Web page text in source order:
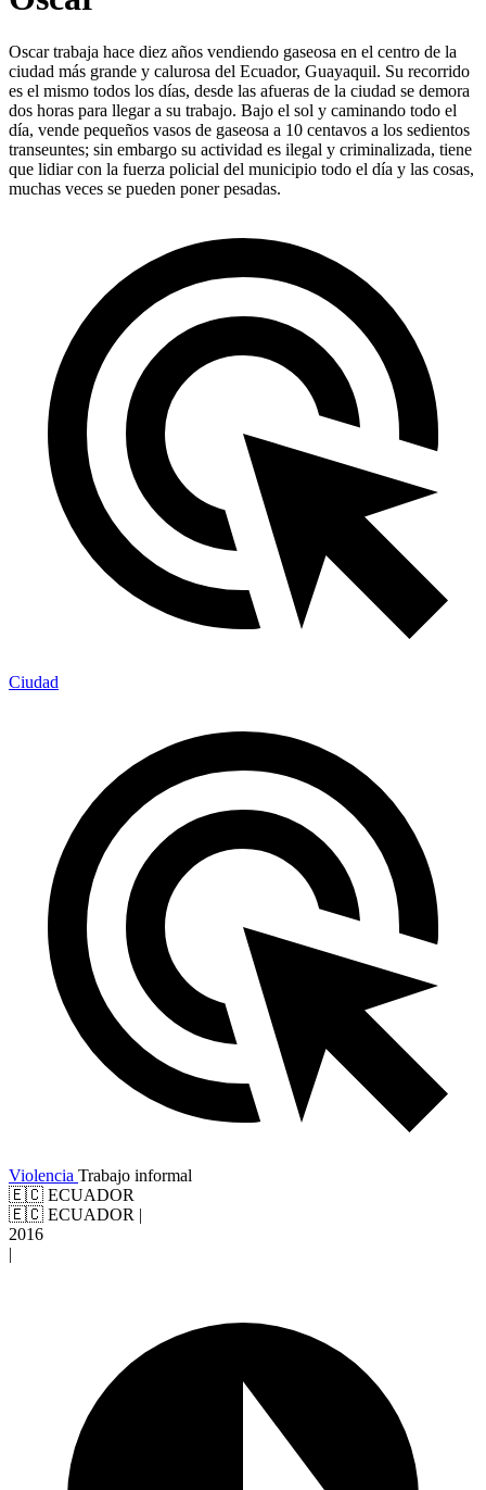
Oscar trabaja hace diez años vendiendo gaseosa en el centro de la
ciudad más grande y calurosa del Ecuador, Guayaquil. Su recorrido
es el mismo todos los días, desde las afueras de la ciudad se demora
dos horas para llegar a su trabajo. Bajo el sol y caminando todo el
día, vende pequeños vasos de gaseosa a 10 centavos a los sedientos
transeuntes; sin embargo su actividad es ilegal y criminalizada, tiene
que lidiar con la fuerza policial del municipio todo el día y las cosas,
muchas veces se pueden poner pesadas.
Ciudad
Violencia Trabajo informal
🇪🇨 ECUADOR
🇪🇨 ECUADOR |
2016
|